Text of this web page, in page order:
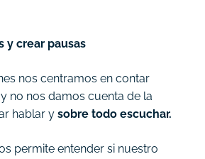
y crear pausas
nos centramos en contar
no nos damos cuenta de la
hablar y sobre todo escuchar.
permite entender si nuestro